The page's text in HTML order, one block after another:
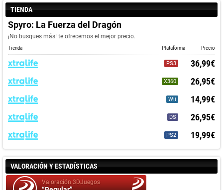
TIENDA
Spyro: La Fuerza del Dragón
¡No busques más! te ofrecemos el mejor precio.
Tienda Plataforma Precio
PS3 36,99€
X360 26,95€
Wii 14,99€
DS 26,95€
PS2 19,99€
VALORACIÓN Y ESTADÍSTICAS
Valoración 3DJuegos